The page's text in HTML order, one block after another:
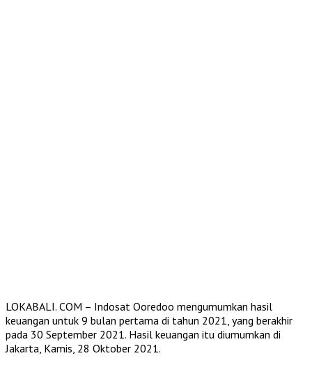
LOKABALI. COM – Indosat Ooredoo mengumumkan hasil
keuangan untuk 9 bulan pertama di tahun 2021, yang berakhir
pada 30 September 2021. Hasil keuangan itu diumumkan di
Jakarta, Kamis, 28 Oktober 2021.